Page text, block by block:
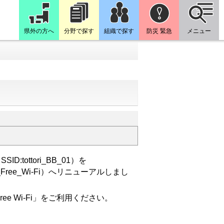
県外の方へ 分野で探す 組織で探す 防災 緊急 メニュー
）を
Fi）へリニューアルしまし
Wi-Fi」をご利用ください。